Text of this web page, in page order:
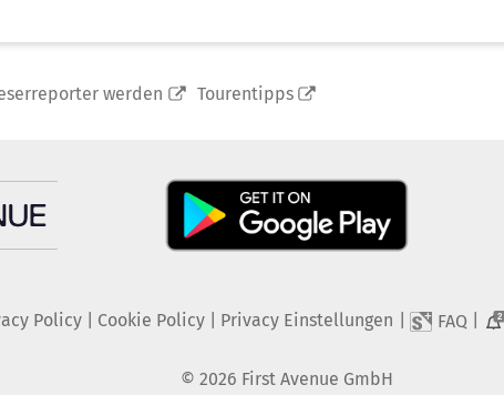
werden Tourentipps
Policy| Cookie Policy| Privacy Einstellungen FAQ 2
© 2026 First Avenue GmbH